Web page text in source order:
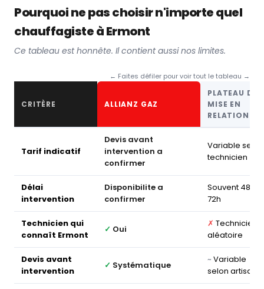
Pourquoi ne pas choisir n'importe quel
chauffagiste à Ermont
Ce tableau est honnête. Il contient aussi nos limites.
← Faites défiler pour voir tout le tableau →
CRITÈRE ALLIANZ GAZ
PLATEAU DE
MISE EN
RELATION
Tarif indicatif
Devis avant
intervention a
confirmer
Variable selon
technicien
Délai
intervention
Disponibilite a
confirmer
Souvent 48–
72h
Technicien qui
connaît Ermont
✓ Oui
✗ Technicien
aléatoire
Devis avant
intervention
✓ Systématique
~ Variable
selon artisan